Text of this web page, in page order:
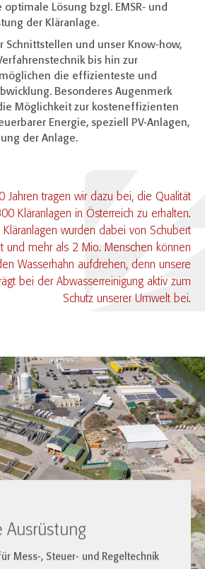
Lösung bzgl. EMSR- und
der Kläranlage.
Schnittstellen und unser Know-how,
bis hin zur
die effizienteste und
Besonderes Augenmerk
Möglichkeit zur kosteneffizienten
Energie, speziell PV-Anlagen,
der Anlage.
Jahren tragen wir dazu bei, die Qualität
Kläranlagen in Österreich zu erhalten.
Kläranlagen wurden dabei von Schubert
und mehr als 2 Mio. Menschen können
Wasserhahn aufdrehen, denn unsere
bei der Abwasserreinigung aktiv zum
Schutz unserer Umwelt bei.
Ausrüstung
Mess-, Steuer- und Regeltechnik